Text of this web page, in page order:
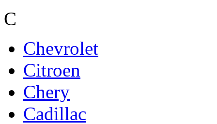
C
Chevrolet
Citroen
Chery
Cadillac